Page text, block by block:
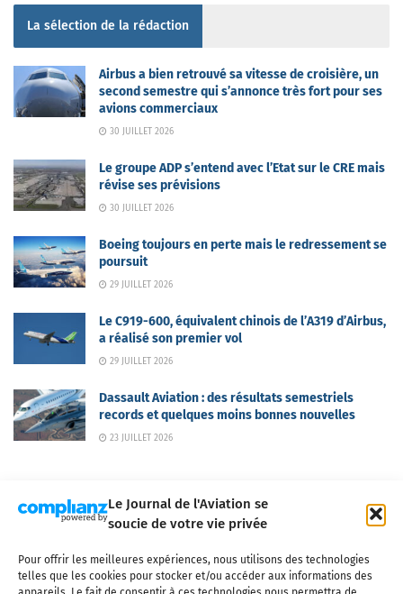
Le Journal de l'Aviation se
soucie de votre vie privée
Pour offrir les meilleures expériences, nous utilisons des technologies
telles que les cookies pour stocker et/ou accéder aux informations des
La sélection de la rédaction
Airbus a bien retrouvé sa vitesse de croisière, un
second semestre qui s’annonce très fort pour ses
avions commerciaux
30 JUILLET 2026
Le groupe ADP s’entend avec l’Etat sur le CRE mais
révise ses prévisions
30 JUILLET 2026
Boeing toujours en perte mais le redressement se
poursuit
29 JUILLET 2026
Le C919-600, équivalent chinois de l’A319 d’Airbus,
a réalisé son premier vol
29 JUILLET 2026
Dassault Aviation : des résultats semestriels
records et quelques moins bonnes nouvelles
23 JUILLET 2026
Qui sommes-nous ? Nous contacter
Partenaires
Mentions légales
CGV Politique de confidentialité Cookies